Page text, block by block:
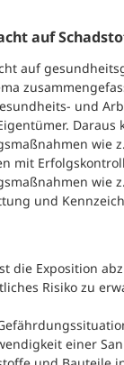
auf
auf
und
wie
mit
wie
und
die Exposition
Risiko zu
einer